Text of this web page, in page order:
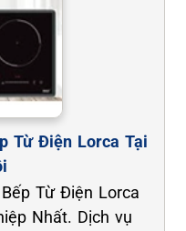
Từ Điện Lorca Tại
Từ Điện Lorca
Nhất. Dịch vụ